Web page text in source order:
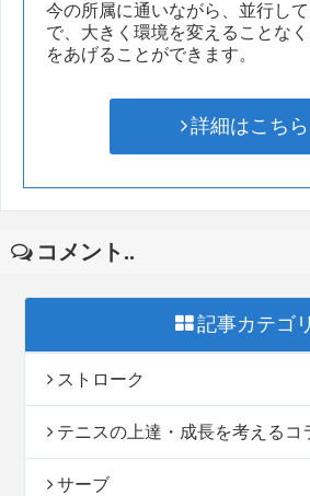
今の所属に通いながら、並行し
で、大きく環境を変えることな
をあげることができます。
詳細はこちら
コメント..
記事カテゴリ
ストローク
テニスの上達・成長を考えるコ
サーブ